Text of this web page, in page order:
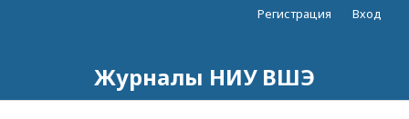
Журналы НИУ ВШЭ
Регистрация Вход